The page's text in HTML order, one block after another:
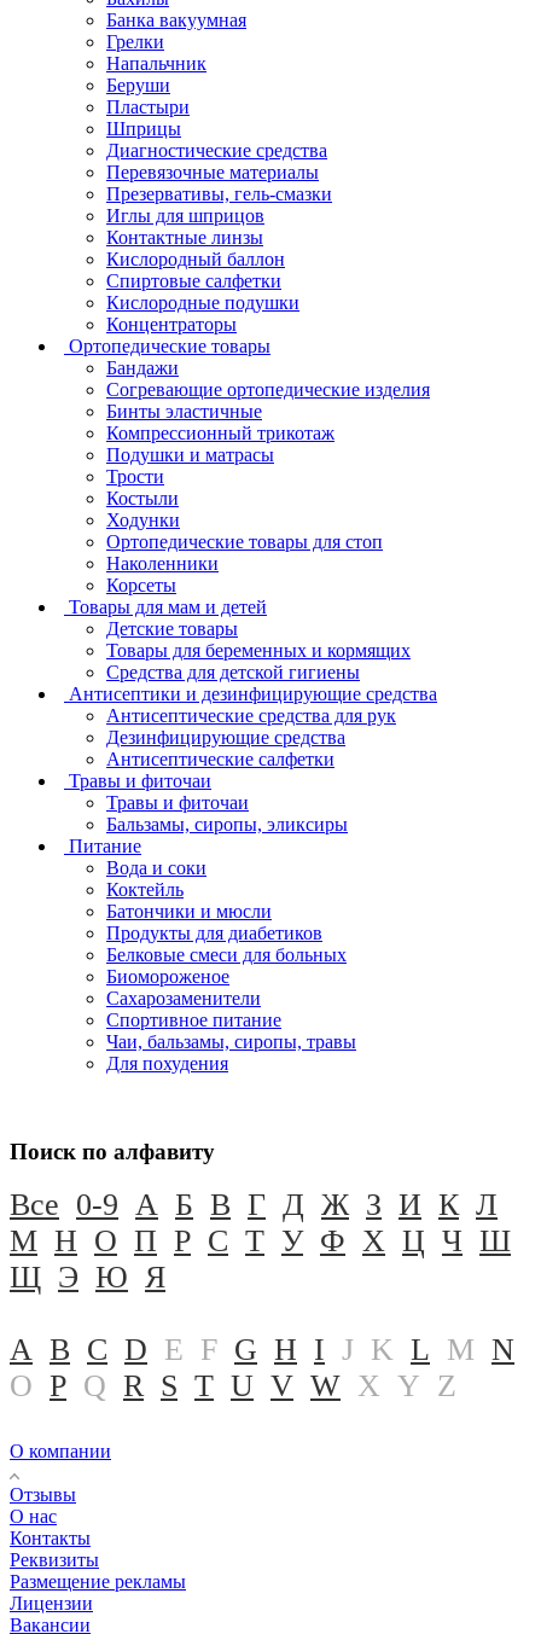
Банка вакуумная
Грелки
Напальчник
Беруши
Пластыри
Шприцы
Диагностические средства
Перевязочные материалы
Презервативы, гель-смазки
Иглы для шприцов
Контактные линзы
Кислородный баллон
Спиртовые салфетки
Кислородные подушки
Концентраторы
Ортопедические товары
Бандажи
Согревающие ортопедические изделия
Бинты эластичные
Компрессионный трикотаж
Подушки и матрасы
Трости
Костыли
Ходунки
Ортопедические товары для стоп
Наколенники
Корсеты
Товары для мам и детей
Детские товары
Товары для беременных и кормящих
Средства для детской гигиены
Антисептики и дезинфицирующие средства
Антисептические средства для рук
Дезинфицирующие средства
Антисептические салфетки
Травы и фиточаи
Травы и фиточаи
Бальзамы, сиропы, эликсиры
Питание
Вода и соки
Коктейль
Батончики и мюсли
Продукты для диабетиков
Белковые смеси для больных
Биомороженое
Сахарозаменители
Спортивное питание
Чаи, бальзамы, сиропы, травы
Для похудения
Поиск по алфавиту
Все 0-9 А Б В Г Д Ж З И К Л
М Н О П Р С Т У Ф Х Ц Ч Ш
Щ Э Ю Я
A B C D E F G H I J K L M N
O P Q R S T U V W X Y Z
О компании
Отзывы
О нас
Контакты
Реквизиты
Размещение рекламы
Лицензии
Вакансии